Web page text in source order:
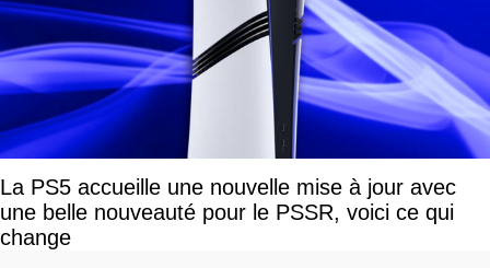
La PS5 accueille une nouvelle mise à jour avec
une belle nouveauté pour le PSSR, voici ce qui
change